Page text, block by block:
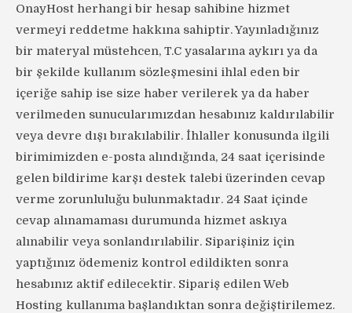
OnayHost herhangi bir hesap sahibine hizmet
vermeyi reddetme hakkına sahiptir. Yayınladığınız
bir materyal müstehcen, T.C yasalarına aykırı ya da
bir şekilde kullanım sözleşmesini ihlal eden bir
içeriğe sahip ise size haber verilerek ya da haber
verilmeden sunucularımızdan hesabınız kaldırılabilir
veya devre dışı bırakılabilir. İhlaller konusunda ilgili
birimimizden e-posta alındığında, 24 saat içerisinde
gelen bildirime karşı destek talebi üzerinden cevap
verme zorunluluğu bulunmaktadır. 24 Saat içinde
cevap alınamaması durumunda hizmet askıya
alınabilir veya sonlandırılabilir. Siparişiniz için
yaptığınız ödemeniz kontrol edildikten sonra
hesabınız aktif edilecektir. Sipariş edilen Web
Hosting kullanıma başlandıktan sonra değiştirilemez.